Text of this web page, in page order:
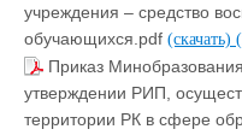
учреждения – средство
обучающихся.pdf (скачать)
Приказ
утверждении РИП,
территории РК в сфере